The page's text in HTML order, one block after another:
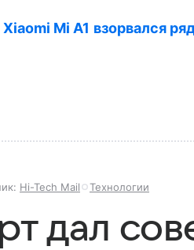
Xiaomi Mi A1 взорвался
Hi-Tech Mail Технологии
дал